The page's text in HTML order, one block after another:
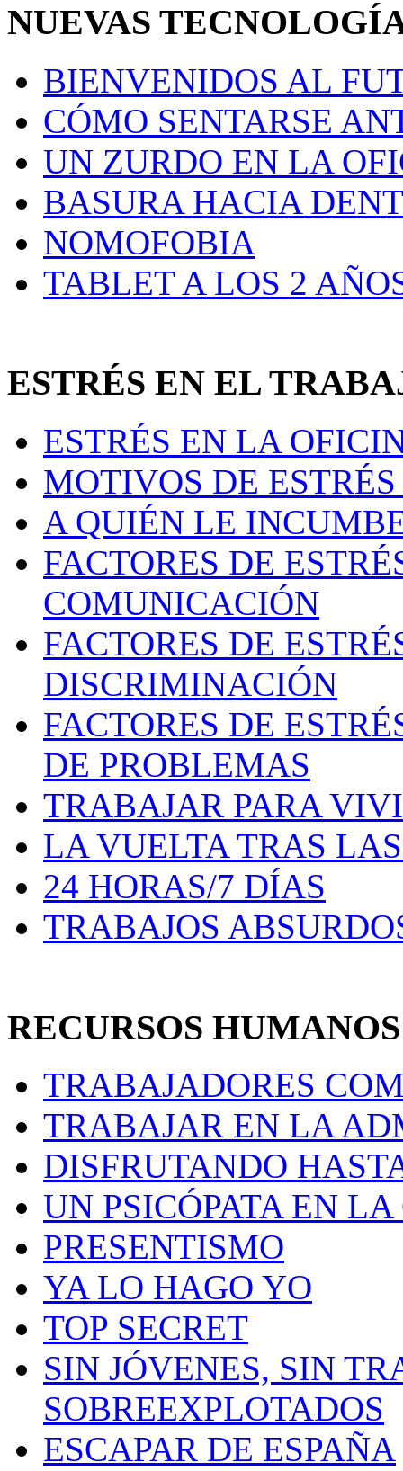
NUEVAS
BIENVENIDOS AL
CÓMO SENTARSE
UN ZURDO EN LA
BASURA HACIA
NOMOFOBIA
TABLET A LOS 2
ESTRÉS EN EL
ESTRÉS EN LA
MOTIVOS DE
A QUIÉN LE
FACTORES DE
COMUNICACIÓN
FACTORES DE
DISCRIMINACIÓN
FACTORES DE
DE PROBLEMAS
TRABAJAR PARA
LA VUELTA TRAS
24 HORAS/7 DÍAS
TRABAJOS
RECURSOS
TRABAJADORES
TRABAJAR EN LA
DISFRUTANDO
UN PSICÓPATA EN
PRESENTISMO
YA LO HAGO YO
TOP SECRET
SIN JÓVENES, SIN
SOBREEXPLOTADOS
ESCAPAR DE ESPAÑA